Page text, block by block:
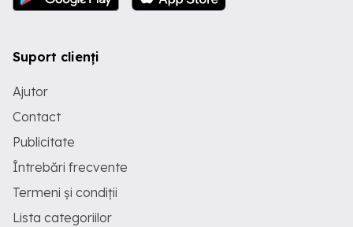
Suport clienți
Ajutor
Contact
Publicitate
Întrebări frecvente
Termeni și condiții
Lista categoriilor